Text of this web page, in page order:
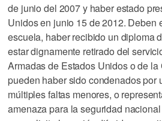
de junio del 2007 y haber estado
Unidos en junio 15 de 2012. Deben
escuela, haber recibido un diploma
estar dignamente retirado del
Armadas de Estados Unidos o de la
pueden haber sido condenados por
múltiples faltas menores, o
amenaza para la seguridad